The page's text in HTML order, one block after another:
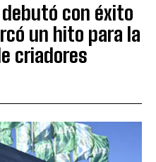
debutó con éxito
un hito para la
criadores